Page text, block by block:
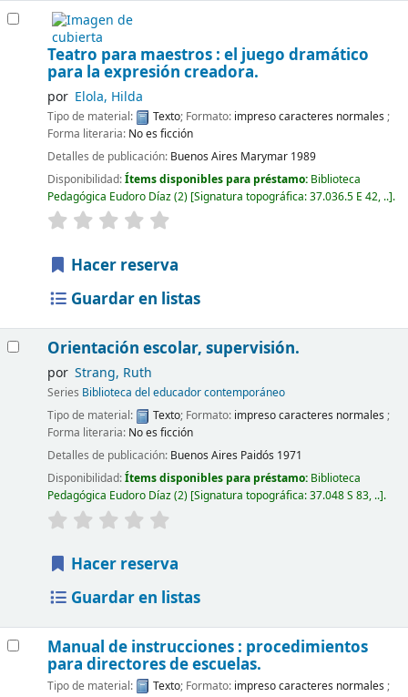
Teatro para maestros : el juego dramático
para la expresión creadora.
por Elola, Hilda
Tipo de material: Texto; Formato: impreso caracteres normales ;
Forma literaria: No es ficción
Detalles de publicación: Buenos Aires Marymar 1989
Disponibilidad:Ítems disponibles para préstamo: Biblioteca
Pedagógica Eudoro Díaz(2) Signatura topográfica:37.036.5 E 42, .. .
Hacer reserva
Guardar en listas
Orientación escolar, supervisión.
por Strang, Ruth
Series Biblioteca del educador contemporáneo
Tipo de material:
Texto; Formato: impreso caracteres normales ;
Forma literaria: No es ficción
Detalles de publicación: Buenos Aires Paidós 1971
Disponibilidad:Ítems disponibles para préstamo: Biblioteca
Pedagógica Eudoro Díaz(2) Signatura topográfica:37.048 S 83, .. .
Hacer reserva
Guardar en listas
Manual de instrucciones : procedimientos
para directores de escuelas.
Tipo de material: Texto; Formato: impreso caracteres normales ;